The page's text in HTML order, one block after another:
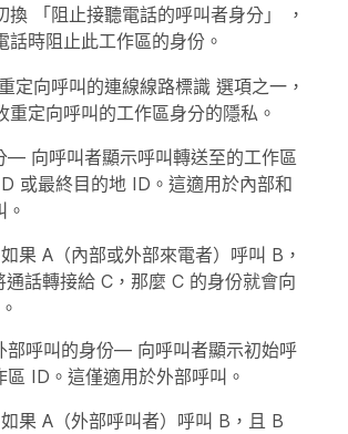
換 「阻止接聽電話的呼叫者身分」
，
話時阻止此工作區的身份。
重定向呼叫的連線線路標識 選項之一，
重定向呼叫的工作區身分的隱私。
— 向呼叫者顯示呼叫轉送至的工作區
或最終目的地 ID。這適用於內部和
果 A（內部或外部來電者）呼叫 B，
通話轉接給 C，那麼 C 的身份就會向
部呼叫的身份— 向呼叫者顯示初始呼
區 ID。這僅適用於外部呼叫。
果 A（外部呼叫者）呼叫 B，且 B